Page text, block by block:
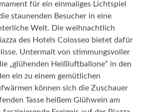
faszinierende Ereignis auf der Piazza
Park
im Europa-